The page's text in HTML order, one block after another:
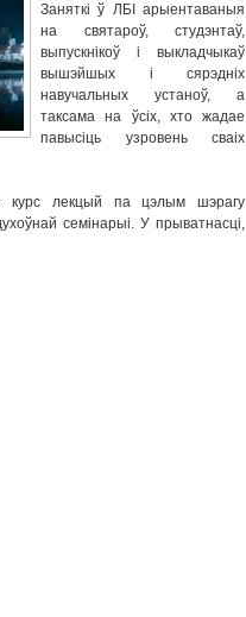
Заняткі ў ЛБІ арыентаваныя
на святароў, студэнтаў,
выпускнікоў і выкладчыкаў
вышэйшых і сярэдніх
навучальных устаноў, а
таксама на ўсіх, хто жадае
павысіць узровень сваіх
курс лекцый па цэлым шэрагу
семінарыі. У прыватнасці,